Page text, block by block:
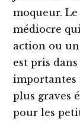
moqueur. Le
médiocre
action ou
est pris
importantes
plus graves
pour les